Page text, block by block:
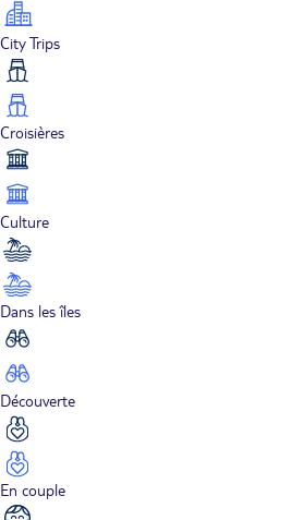
City Trips
Croisières
Culture
Dans les îles
Découverte
En couple